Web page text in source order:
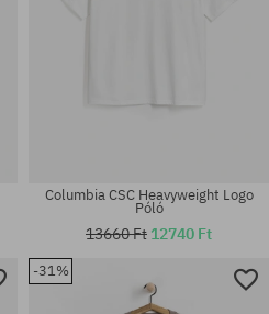
Elérhető méretek:
Columbia CSC Heavyweight Logo
Póló
13660 Ft 12740 Ft
-31%